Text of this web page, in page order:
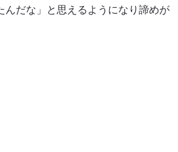
んだな」と思えるようになり諦めが